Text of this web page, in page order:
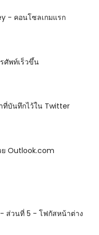
- คอนโซลเกมแรก
ศัพท์เร็วขึ้น
บันทึกไว้ใน Twitter
Outlook.com
ส่วนที่ 5 - โฟกัสหน้าต่าง